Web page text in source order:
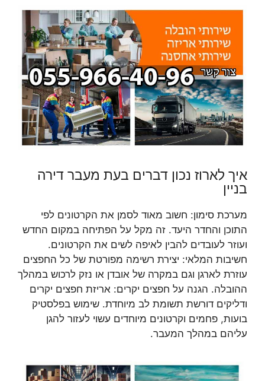
איך לארוז נכון דברים בעת מעבר דירה
בניין
מערכת סימון: חשוב מאוד לסמן את הקרטונים לפי
התוכן והחדר היעד. זה מקל על הפתיחה במקום החדש
ועוזר לעובדים להבין לאיפה לשים את הקרטונים.
חשיבות המלאי: יצירת רשימה מפורטת של כל החפצים
עוזרת לארגן וגם במקרה של אובדן או נזק לרכוש במהלך
ההובלה. הגנה על חפצים יקרים: אריזת חפצים יקרים
ודליקים דורשת תשומת לב מיוחדת. שימוש בפלסטיק
בועות, פחמים וקרטונים מיוחדים עשוי לעזור להגן
עליהם במהלך המעבר.